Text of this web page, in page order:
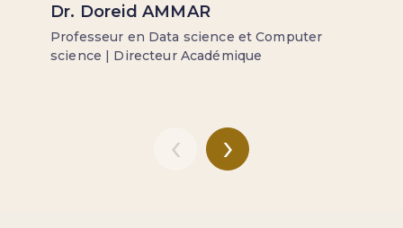
Dr. Doreid AMMAR
Professeur en Data science et Computer
science | Directeur Académique
‹ ›